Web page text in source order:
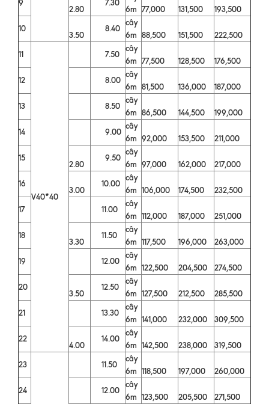
9
2.80
7.30
6m 77,000 131,500
193,500
10
3.50
8.40
cây
6m 88,500 151,500
222,500
11
V40*40
7.50
cây
6m 77,500 128,500
176,500
12
8.00
cây
6m 81,500 136,000
187,000
13
8.50
cây
6m 86,500 144,500
199,000
14
9.00
cây
6m 92,000 153,500
211,000
15
2.80
9.50
cây
6m 97,000 162,000
217,000
16
3.00
10.00
cây
6m 106,000 174,500
232,500
17
11.00
cây
6m 112,000 187,000
251,000
18
3.30
11.50
cây
6m 117,500 196,000
263,000
19
12.00
cây
6m 122,500 204,500
274,500
20
3.50
12.50
cây
6m 127,500 212,500
285,500
21
13.30
cây
6m 141,000 232,000
309,500
22
4.00
14.00
cây
6m 142,500 238,000
319,500
23
11.50
cây
6m 118,500 197,000
260,000
24
12.00
cây
6m 123,500 205,500
271,500